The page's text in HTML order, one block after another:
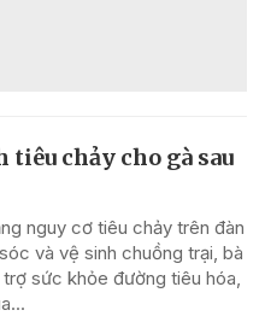
chảy cho gà sau
nguy cơ tiêu chảy trên đàn
và vệ sinh chuồng trại, bà
sức khỏe đường tiêu hóa,